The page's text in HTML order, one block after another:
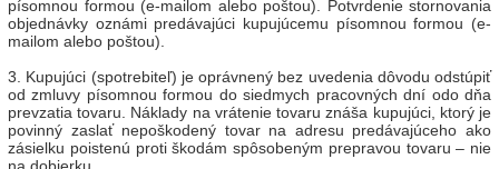
písomnou formou (e-mailom alebo poštou). Potvrdenie stornovania
objednávky oznámi predávajúci kupujúcemu písomnou formou (e-
mailom alebo poštou).
3. Kupujúci (spotrebiteľ) je oprávnený bez uvedenia dôvodu odstúpiť
od zmluvy písomnou formou do siedmych pracovných dní odo dňa
prevzatia tovaru. Náklady na vrátenie tovaru znáša kupujúci, ktorý je
povinný zaslať nepoškodený tovar na adresu predávajúceho ako
zásielku poistenú proti škodám spôsobeným prepravou tovaru – nie